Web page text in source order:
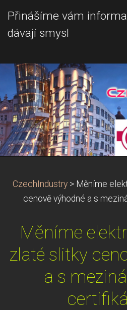
Přinášíme vám
dávají smysl
CzechIndustry > Měníme
cenově výhodné a s
Měníme
zlaté slitky
a s